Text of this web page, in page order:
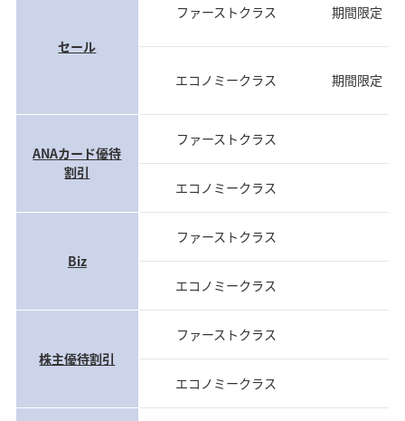
セール
ファーストクラス 期間限定（
エコノミークラス 期間限定（
ANAカード優待
割引
ファーストクラス
エコノミークラス
Biz
ファーストクラス
エコノミークラス
株主優待割引
ファーストクラス
エコノミークラス